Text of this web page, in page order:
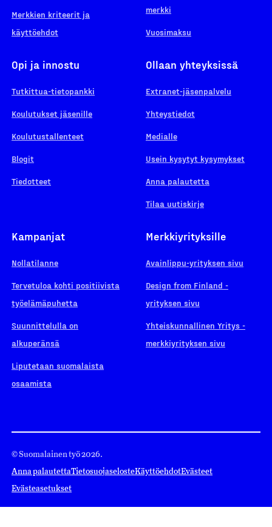
Merkkien kriteerit ja
käyttöehdot
merkki
Vuosimaksu
Opi ja innostu
Tutkittua-tietopankki
Koulutukset jäsenille
Koulutustallenteet
Blogit
Tiedotteet
Ollaan yhteyksissä
Extranet-jäsenpalvelu
Yhteystiedot
Medialle
Usein kysytyt kysymykset
Anna palautetta
Tilaa uutiskirje
Kampanjat
Nollatilanne
Tervetuloa kohti positiivista
työelämäpuhetta
Suunnittelulla on
alkuperänsä
Liputetaan suomalaista
osaamista
Merkkiyrityksille
Avainlippu-yrityksen sivu
Design from Finland -
yrityksen sivu
Yhteiskunnallinen Yritys -
merkkiyrityksen sivu
© Suomalainen työ 2026.
Anna palautettaTietosuojaselosteKäyttöehdotEvästeet
Evästeasetukset